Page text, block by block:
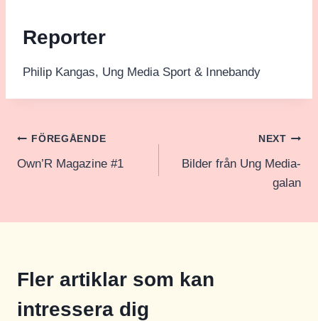
Reporter
Philip Kangas, Ung Media Sport & Innebandy
Inläggsnavigering
FÖREGÅENDE
Own’R Magazine #1
NEXT
Bilder från Ung Media-
galan
Fler artiklar som kan
intressera dig